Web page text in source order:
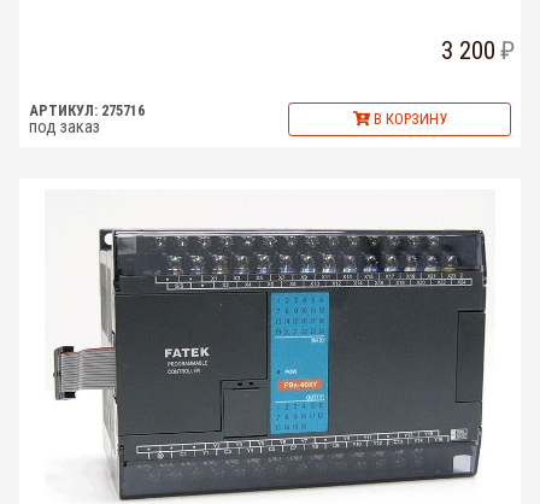
3 200
АРТИКУЛ: 275716
под заказ В КОРЗИНУ